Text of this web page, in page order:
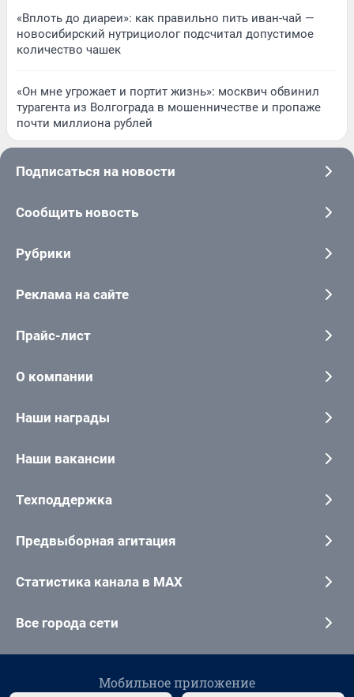
«Вплоть до диареи»: как правильно пить иван-чай —
новосибирский нутрициолог подсчитал допустимое
количество чашек
«Он мне угрожает и портит жизнь»: москвич обвинил
турагента из Волгограда в мошенничестве и пропаже
почти миллиона рублей
Подписаться на новости
Сообщить новость
Рубрики
Реклама на сайте
Прайс-лист
О компании
Наши награды
Наши вакансии
Техподдержка
Предвыборная агитация
Статистика канала в MAX
Все города сети
Мобильное приложение